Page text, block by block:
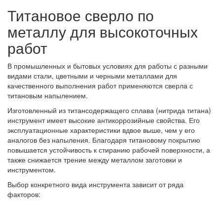
Титановое сверло по
металлу для высокоточных
работ
В промышленных и бытовых условиях для работы с разными
видами стали, цветными и черными металлами для
качественного выполнения работ применяются сверла с
титановым напылением.
Изготовленный из титансодержащего сплава (нитрида титана)
инструмент имеет высокие антикоррозийные свойства. Его
эксплуатационные характеристики вдвое выше, чем у его
аналогов без напыления. Благодаря титановому покрытию
повышается устойчивость к стиранию рабочей поверхности, а
также снижается трение между металлом заготовки и
инструментом.
Выбор конкретного вида инструмента зависит от ряда
факторов: